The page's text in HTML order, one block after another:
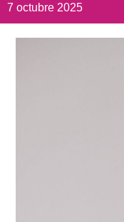
7 octubre 2025